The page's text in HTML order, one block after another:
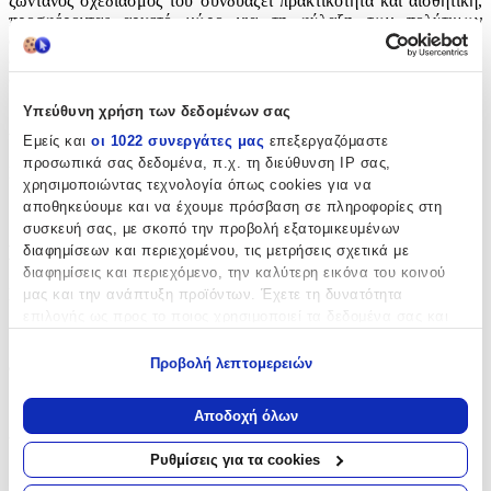
Υπεύθυνη χρήση των δεδομένων σας
Εμείς και οι 1022 συνεργάτες μας επεξεργαζόμαστε
προσωπικά σας δεδομένα, π.χ. τη διεύθυνση IP σας,
χρησιμοποιώντας τεχνολογία όπως cookies για να
αποθηκεύουμε και να έχουμε πρόσβαση σε πληροφορίες στη
συσκευή σας, με σκοπό την προβολή εξατομικευμένων
διαφημίσεων και περιεχομένου, τις μετρήσεις σχετικά με
διαφημίσεις και περιεχόμενο, την καλύτερη εικόνα του κοινού
μας και την ανάπτυξη προϊόντων. Έχετε τη δυνατότητα
Να συλλέξουμε πληροφορίες σχετικά με τη γεωγραφική
σας τοποθεσία, οι οποίες μπορεί να είναι ακριβείς σε
απόσταση μερικών μέτρων
Να αναγνωρίσουμε τη συσκευή σας σαρώνοντας ενεργά
Προβολή λεπτομερειών
Αποδοχή όλων
Ρυθμίσεις για τα cookies
προσφέροντας αρκετό χώρο για τη φύλαξη των πολύτιμων
αντικειμένων της βάπτισης. Μια υπέροχη επιλογή για να
δημιουργήσετε αξέχαστες αναμνήσεις και να προσθέσετε χρώμα
Χαρακτηριστικά
Κατασκευαστής:
Bellissimo
Βασικά Χαρακτηριστικά
Είδος
Κουτί
Υλικό:
Ξύλο